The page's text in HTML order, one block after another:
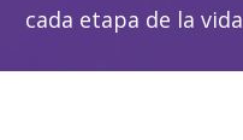
cada etapa de la vida